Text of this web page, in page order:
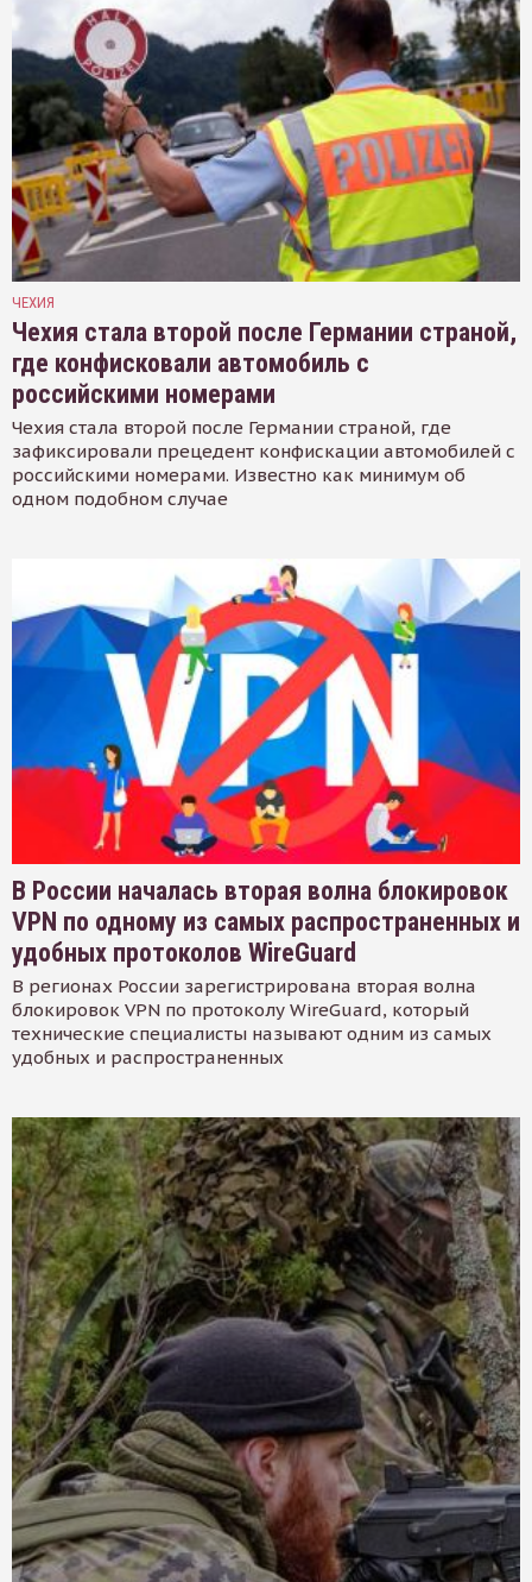
ЧЕХИЯ
Чехия стала второй после Германии страной,
где конфисковали автомобиль с
российскими номерами
Чехия стала второй после Германии страной, где
зафиксировали прецедент конфискации автомобилей с
российскими номерами. Известно как минимум об
одном подобном случае
В России началась вторая волна блокировок
VPN по одному из самых распространенных и
удобных протоколов WireGuard
В регионах России зарегистрирована вторая волна
блокировок VPN по протоколу WireGuard, который
технические специалисты называют одним из самых
удобных и распространенных